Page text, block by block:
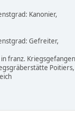
Kanonier,
Gefreiter,
franz.